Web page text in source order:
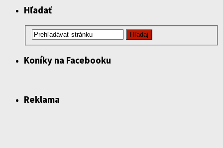
Hľadať
Koníky na Facebooku
Reklama